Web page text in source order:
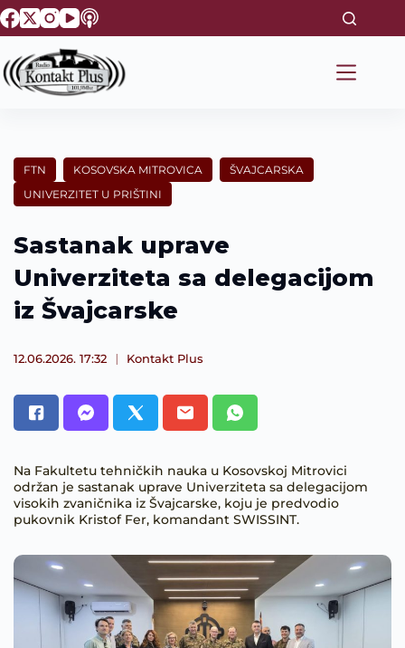
S
k
p
t
n
FTN KOSOVSKA MITROVICA
ŠVAJCARSKA
UNIVERZITET U PRIŠTINI
Sastanak uprave
Univerziteta sa delegacijom
iz Švajcarske
12.06.2026. 17:32 Kontakt Plus
Na Fakultetu tehničkih nauka u Kosovskoj Mitrovici
održan je sastanak uprave Univerziteta sa delegacijom
visokih zvaničnika iz Švajcarske, koju je predvodio
pukovnik Kristof Fer, komandant SWISSINT.